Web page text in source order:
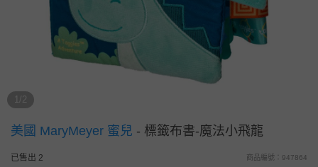
1/2
美國 MaryMeyer 蜜兒 - 標籤布書-魔法小飛龍
已售出 2 商品編號：947864